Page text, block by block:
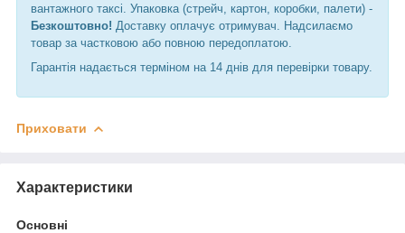
вантажного таксі. Упаковка (стрейч, картон, коробки, палети) -
Безкоштовно! Доставку оплачує отримувач. Надсилаємо
товар за частковою або повною передоплатою.
Гарантія надається терміном на 14 днів для перевірки товару.
Приховати
Характеристики
Основні